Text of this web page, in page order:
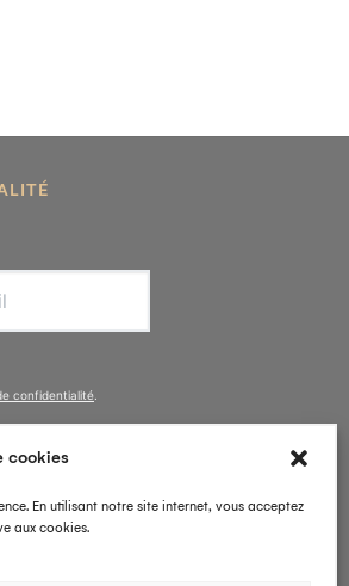
cookies
En utilisant notre site internet, vous acceptez
aux cookies.
confidentialité